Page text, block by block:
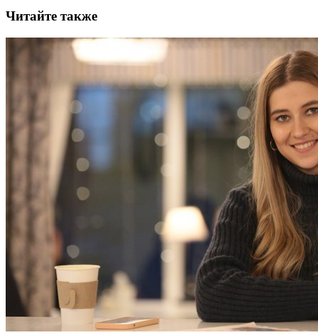
Читайте также